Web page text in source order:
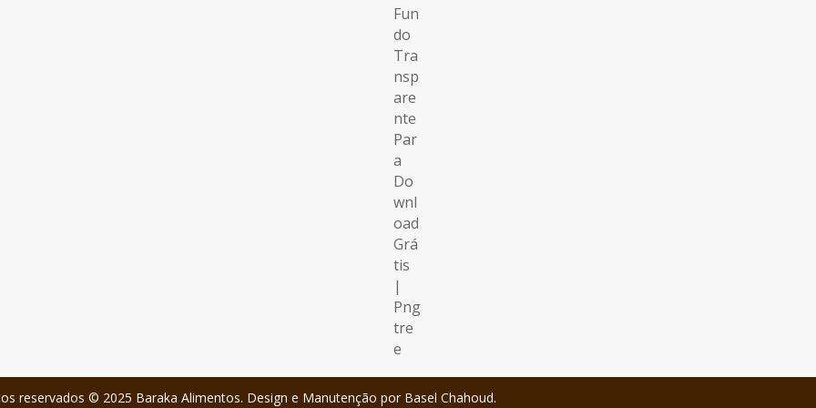
reservados © 2025 Baraka Alimentos. Design e Manutenção por Basel Chahoud.